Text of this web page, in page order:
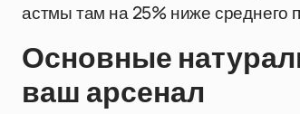
астмы там на 25% ниже среднего
Основные
ваш арсенал